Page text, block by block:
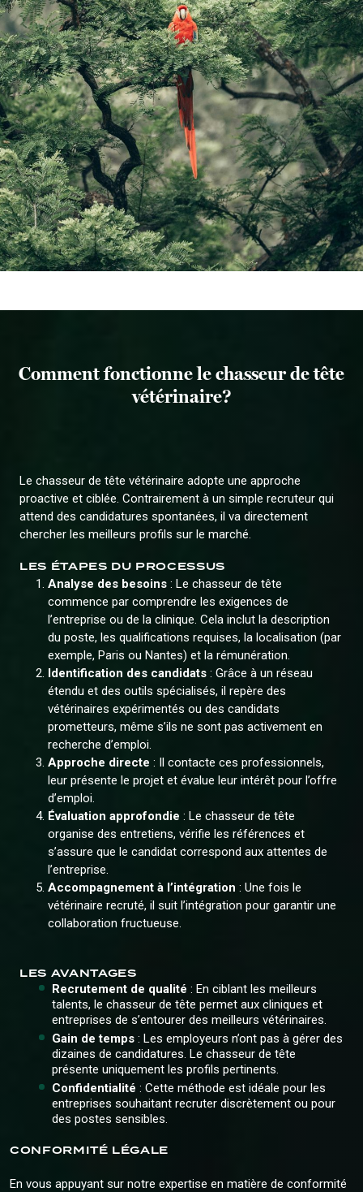
Comment fonctionne le chasseur de tête
vétérinaire?
Le chasseur de tête vétérinaire adopte une approche
proactive et ciblée. Contrairement à un simple recruteur qui
attend des candidatures spontanées, il va directement
chercher les meilleurs profils sur le marché.
LES ÉTAPES DU PROCESSUS
Analyse des besoins : Le chasseur de tête
commence par comprendre les exigences de
l’entreprise ou de la clinique. Cela inclut la description
du poste, les qualifications requises, la localisation (par
exemple, Paris ou Nantes) et la rémunération.
Identification des candidats : Grâce à un réseau
étendu et des outils spécialisés, il repère des
vétérinaires expérimentés ou des candidats
prometteurs, même s’ils ne sont pas activement en
recherche d’emploi.
Approche directe : Il contacte ces professionnels,
leur présente le projet et évalue leur intérêt pour l’offre
d’emploi.
Évaluation approfondie : Le chasseur de tête
organise des entretiens, vérifie les références et
s’assure que le candidat correspond aux attentes de
l’entreprise.
Accompagnement à l’intégration : Une fois le
vétérinaire recruté, il suit l’intégration pour garantir une
collaboration fructueuse.
LES AVANTAGES
Recrutement de qualité : En ciblant les meilleurs
talents, le chasseur de tête permet aux cliniques et
entreprises de s’entourer des meilleurs vétérinaires.
Gain de temps : Les employeurs n’ont pas à gérer des
dizaines de candidatures. Le chasseur de tête
présente uniquement les profils pertinents.
Confidentialité : Cette méthode est idéale pour les
entreprises souhaitant recruter discrètement ou pour
des postes sensibles.
CONFORMITÉ LÉGALE
En vous appuyant sur notre expertise en matière de conformité